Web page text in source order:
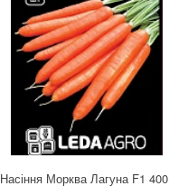
Насіння Морква Лагуна F1 400